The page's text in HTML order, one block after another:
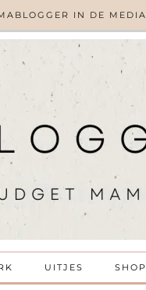
IN DE MEDIA
UITJES SHOP